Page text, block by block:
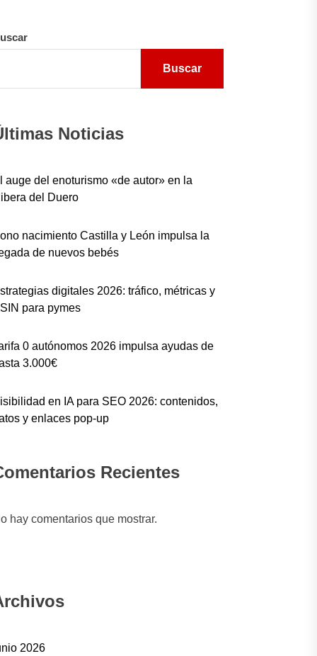
Buscar
Noticias
auge del enoturismo «de autor» en la
del Duero
nacimiento Castilla y León impulsa la
de nuevos bebés
digitales 2026: tráfico, métricas y
para pymes
0 autónomos 2026 impulsa ayudas de
3.000€
en IA para SEO 2026: contenidos,
y enlaces pop-up
Recientes
hay comentarios que mostrar.
2026